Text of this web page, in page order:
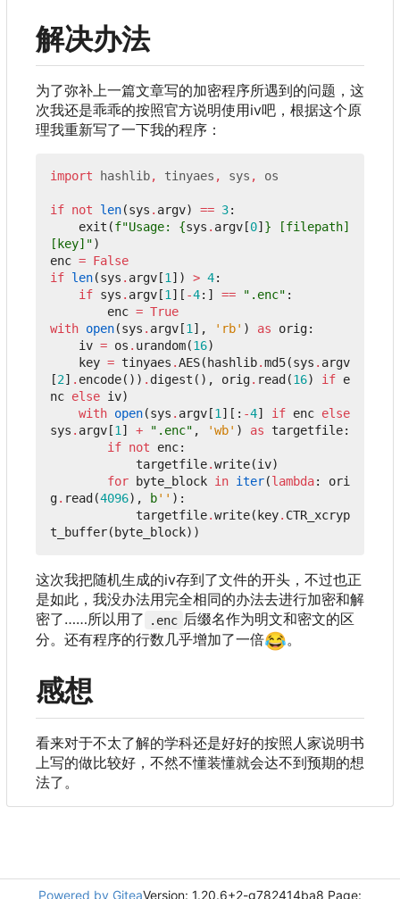
解决办法
为了弥补上一篇文章写的加密程序所遇到的问题 ， 这
次我还是乖乖的按照官方说明使用iv吧 ， 根据这个原
理我重新写了一下我的程序 ：
import hashlib, tinyaes , sys , os
if not len(sys . argv) == 3:
exit (f"Usage: {sys . argv [0] } [filepath]
[key]")
enc = False
if len(sys . argv [1]) > 4:
if sys . argv [1][ -4:] == ".enc" :
enc = True
with open(sys . argv [1], 'rb' ) as orig:
iv = os . urandom(16)
key = tinyaes .AES( hashlib.md5(sys . argv
[2] . encode()) . digest (), orig. read (16) if e
nc else iv)
with open(sys . argv [1][: -4] if enc else
sys . argv [1] + ".enc" , 'wb' ) as targetfile:
if not enc:
targetfile.write(iv)
for
byte_block in iter(lambda:
ori
g. read (4096), b'' ):
targetfile.write( key. CTR_xcryp
t_buffer( byte_block))
这次我把随机生成的iv存到了文件的开头 ， 不过也正
是如此 ， 我没办法用完全相同的办法去进行加密和解
密了……所以用了
.enc 后缀名作为明文和密文的区
分。还有程序的行数几乎增加了一倍😂。
感想
看来对于不太了解的学科还是好好的按照人家说明书
上写的做比较好，不然不懂装懂就会达不到预期的想
法了。
Powered by GiteaVersion: 1.20.6+2-g782414ba8 Page: